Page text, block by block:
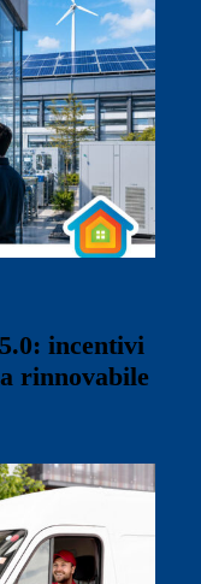
incentivi
rinnovabile